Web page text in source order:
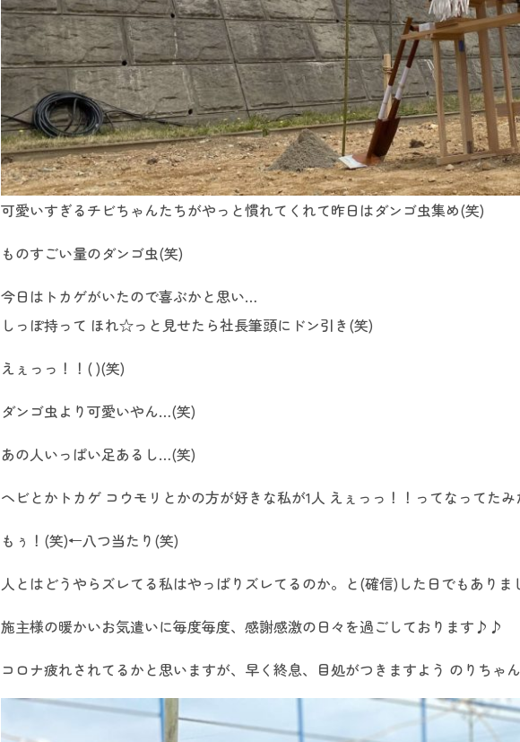
可愛いすぎるチビちゃんたちがやっと慣れてくれて昨日はダンゴ虫集め(笑)
ものすごい量のダンゴ虫(笑)
今日はトカゲがいたので喜ぶかと思い…
しっぽ持って ほれ☆っと見せたら社長筆頭にドン引き(笑)
えぇっっ！！( )(笑)
ダンゴ虫より可愛いやん…(笑)
あの人いっぱい足あるし…(笑)
ヘビとかトカゲ コウモリとかの方が好きな私が1人 えぇっっ！！ってなってた
もぅ！(笑)←八つ当たり(笑)
人とはどうやらズレてる私はやっぱりズレてるのか。と(確信)した日でもありま
施主様の暖かいお気遣いに毎度毎度、感謝感激の日々を過ごしております♪♪
コロナ疲れされてるかと思いますが、早く終息、目処がつきますよう のりち